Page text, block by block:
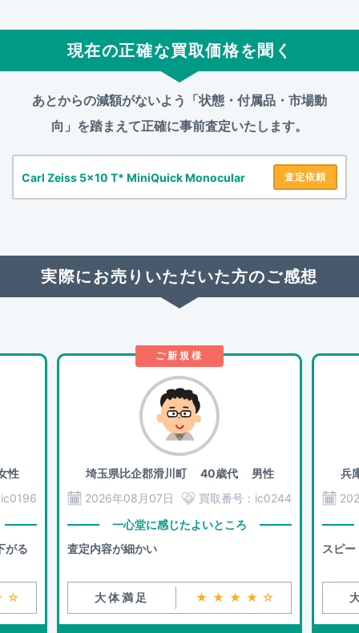
現在の正確な買取価格を聞く
あとからの減額がないよう「状態・付属品・市場動
向」を踏まえて正確に事前査定いたします。
Carl Zeiss 5x10 T* MiniQuick Monocular 査定依頼
実際にお売りいただいた方のご感想
性
ic0196
がる
ご新規様
埼玉県比企郡滑川町40歳代 男性
2026年08月07日
買取番号： ic0244
一心堂に感じたよいところ
査定内容が細かい
大体満足 ★★★★☆
兵
スピー